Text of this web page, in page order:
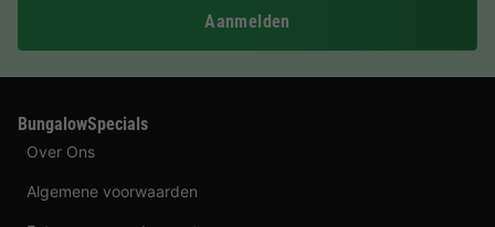
Aanmelden
BungalowSpecials
Over Ons
Algemene voorwaarden